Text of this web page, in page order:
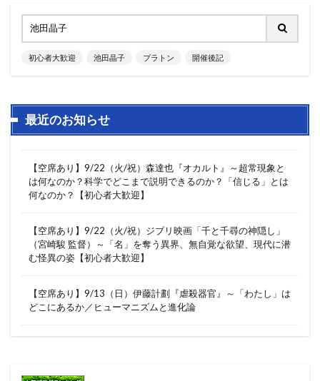
初心者大歓迎 池田晶子 プラトン 開催後記
最近のお知らせ
【空席あり】9/22（火/祝）森達也『オカルト』～超常現象と
は何なのか？科学でどこまで説明できるのか？「信じる」とは
何なのか？【初心者大歓迎】
【空席あり】9/22（火/祝）ジブリ映画「千と千尋の神隠し」
（宮崎駿 監督）～「名」を奪う異界、無自覚な欲望、現代に潜
む怪異の姿【初心者大歓迎】
【空席あり】9/13（日）伊藤計劃『虐殺器官』～「わたし」は
どこにあるか／ヒューマニズムと進化論